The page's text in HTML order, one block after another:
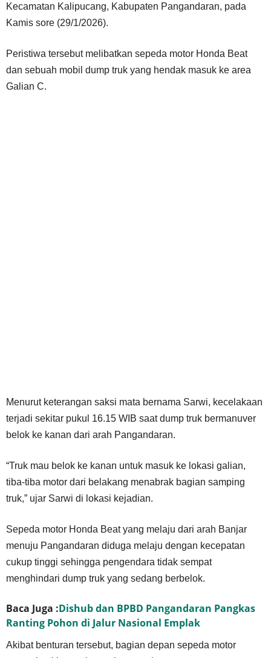
Kecamatan Kalipucang, Kabupaten Pangandaran, pada
Kamis sore (29/1/2026).
Peristiwa tersebut melibatkan sepeda motor Honda Beat
dan sebuah mobil dump truk yang hendak masuk ke area
Galian C.
Menurut keterangan saksi mata bernama Sarwi, kecelakaan
terjadi sekitar pukul 16.15 WIB saat dump truk bermanuver
belok ke kanan dari arah Pangandaran.
“Truk mau belok ke kanan untuk masuk ke lokasi galian,
tiba-tiba motor dari belakang menabrak bagian samping
truk,” ujar Sarwi di lokasi kejadian.
Sepeda motor Honda Beat yang melaju dari arah Banjar
menuju Pangandaran diduga melaju dengan kecepatan
cukup tinggi sehingga pengendara tidak sempat
menghindari dump truk yang sedang berbelok.
Baca Juga :Dishub dan BPBD Pangandaran Pangkas
Ranting Pohon di Jalur Nasional Emplak
Akibat benturan tersebut, bagian depan sepeda motor